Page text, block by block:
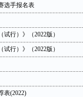
选手报名表
行）》（2022版）
行）》（2022版）
表(2022)